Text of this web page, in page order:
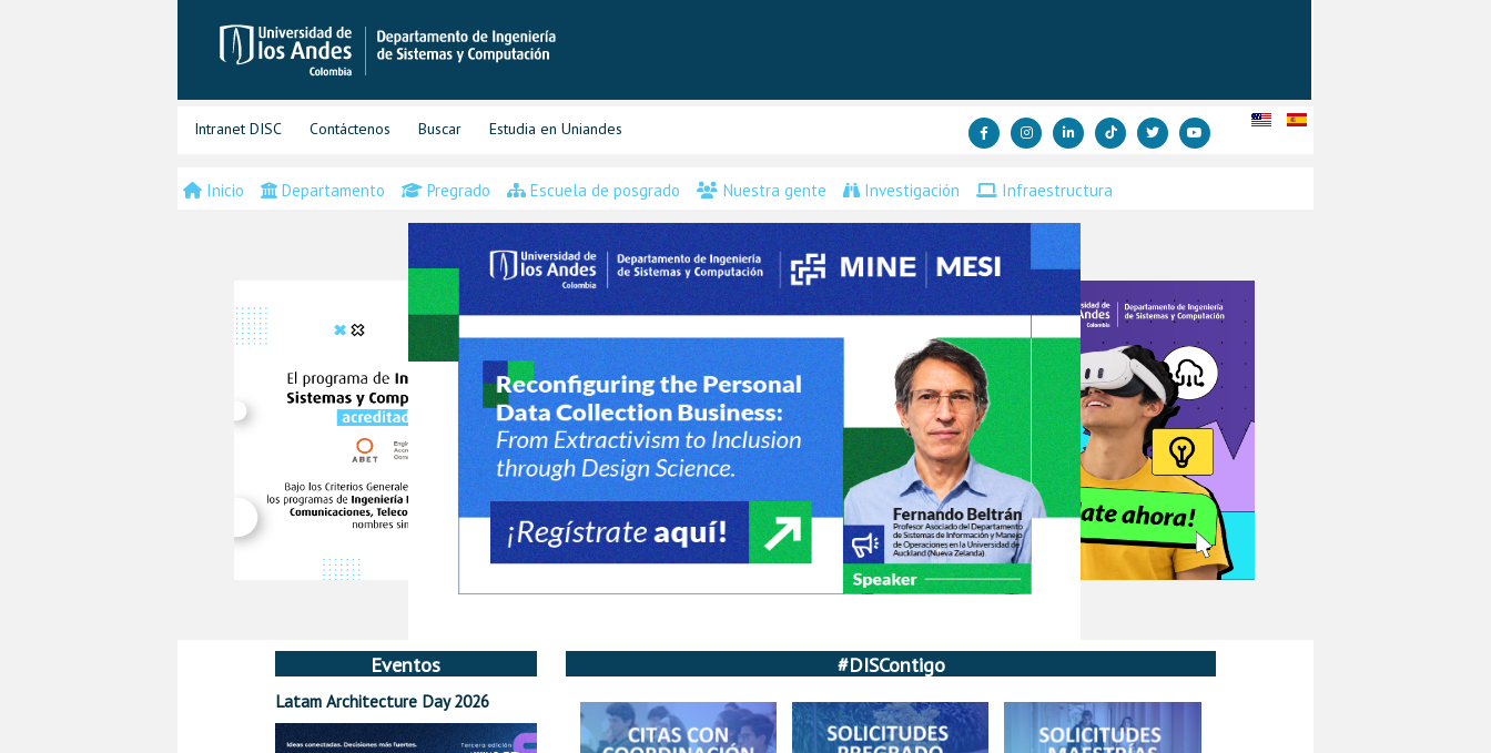
Intranet DISC Contáctenos Buscar Estudia en Uniandes
Inicio Departamento Pregrado Escuela de posgrado Nuestra gente Investigación Infraestructura
Eventos
Latam Architecture Day 2026
#DISContigo